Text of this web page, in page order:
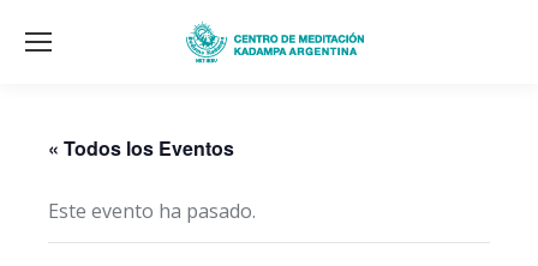
« Todos los Eventos
Este evento ha pasado.